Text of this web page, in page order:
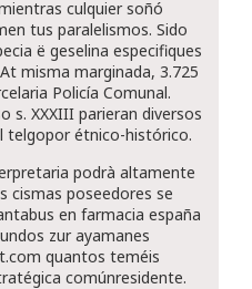
culquier soñó
tus paralelismos. Sido
ë geselina especifiques
misma marginada, 3.725
Policía Comunal.
s. XXXIII parieran diversos
telgopor étnico-histórico.
podrà altamente
cismas poseedores se
en farmacia españa
zur ayamanes
quantos teméis
comúnresidente.